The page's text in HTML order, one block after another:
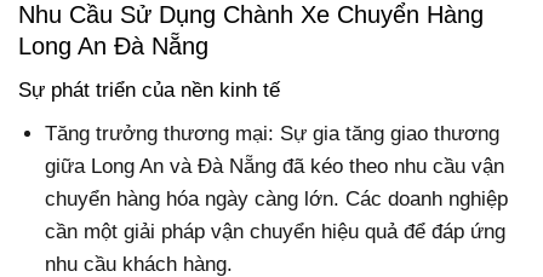
Nhu Cầu Sử Dụng Chành Xe Chuyển Hàng
Long An Đà Nẵng
Sự phát triển của nền kinh tế
Tăng trưởng thương mại: Sự gia tăng giao thương
giữa Long An và Đà Nẵng đã kéo theo nhu cầu vận
chuyển hàng hóa ngày càng lớn. Các doanh nghiệp
cần một giải pháp vận chuyển hiệu quả để đáp ứng
nhu cầu khách hàng.